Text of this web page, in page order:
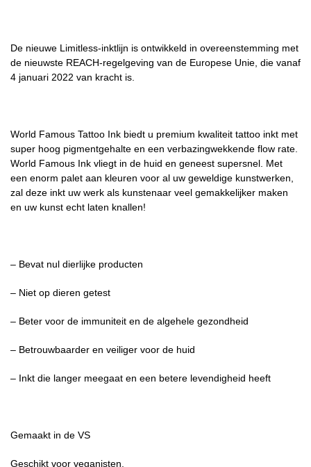
De nieuwe Limitless-inktlijn is ontwikkeld in overeenstemming met
de nieuwste REACH-regelgeving van de Europese Unie, die vanaf
4 januari 2022 van kracht is.
World Famous Tattoo Ink biedt u premium kwaliteit tattoo inkt met
super hoog pigmentgehalte en een verbazingwekkende flow rate.
World Famous Ink vliegt in de huid en geneest supersnel. Met
een enorm palet aan kleuren voor al uw geweldige kunstwerken,
zal deze inkt uw werk als kunstenaar veel gemakkelijker maken
en uw kunst echt laten knallen!
– Bevat nul dierlijke producten
– Niet op dieren getest
– Beter voor de immuniteit en de algehele gezondheid
– Betrouwbaarder en veiliger voor de huid
– Inkt die langer meegaat en een betere levendigheid heeft
Gemaakt in de VS
Geschikt voor veganisten.